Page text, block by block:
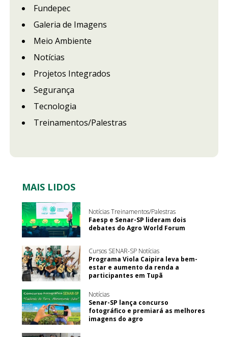
Fundepec
Galeria de Imagens
Meio Ambiente
Notícias
Projetos Integrados
Segurança
Tecnologia
Treinamentos/Palestras
MAIS LIDOS
Notícias Treinamentos/Palestras
Faesp e Senar-SP lideram dois
debates do Agro World Forum
Cursos SENAR-SP Notícias
Programa Viola Caipira leva bem-
estar e aumento da renda a
participantes em Tupã
Notícias
Senar-SP lança concurso
fotográfico e premiará as melhores
imagens do agro